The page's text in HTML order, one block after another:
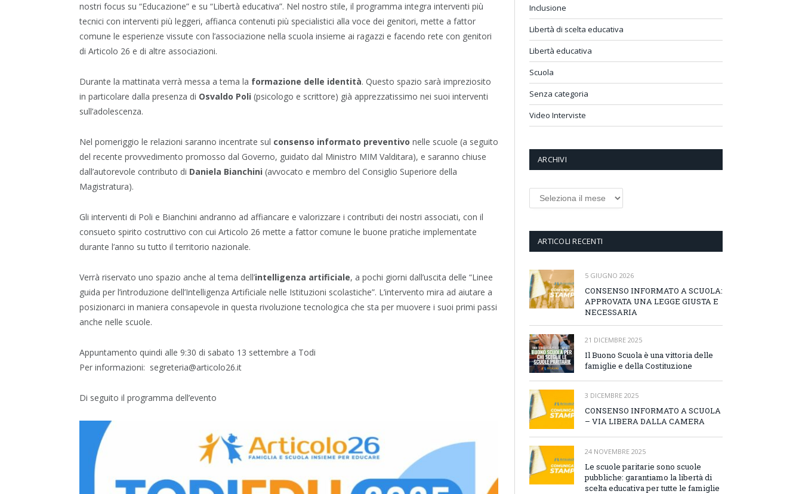
nostri focus su “Educazione” e su “Libertà educativa”. Nel nostro stile, il programma integra interventi più
tecnici con interventi più leggeri, affianca contenuti più specialistici alla voce dei genitori, mette a fattor
comune le esperienze vissute con l’associazione nella scuola insieme ai ragazzi e facendo rete con genitori
di Articolo 26 e di altre associazioni.
Durante la mattinata verrà messa a tema la formazione delle identità. Questo spazio sarà impreziosito
in particolare dalla presenza di Osvaldo Poli (psicologo e scrittore) già apprezzatissimo nei suoi interventi
sull’adolescenza.
Nel pomeriggio le relazioni saranno incentrate sul consenso informato preventivo nelle scuole (a seguito
del recente provvedimento promosso dal Governo, guidato dal Ministro MIM Valditara), e saranno chiuse
dall’autorevole contributo di Daniela Bianchini (avvocato e membro del Consiglio Superiore della
Magistratura).
Gli interventi di Poli e Bianchini andranno ad affiancare e valorizzare i contributi dei nostri associati, con il
consueto spirito costruttivo con cui Articolo 26 mette a fattor comune le buone pratiche implementate
durante l’anno su tutto il territorio nazionale.
Verrà riservato uno spazio anche al tema dell’intelligenza artificiale, a pochi giorni dall’uscita delle “Linee
guida per l’introduzione dell’Intelligenza Artificiale nelle Istituzioni scolastiche”. L’intervento mira ad aiutare a
posizionarci in maniera consapevole in questa rivoluzione tecnologica che sta per muovere i suoi primi passi
anche nelle scuole.
Appuntamento quindi alle 9:30 di sabato 13 settembre a Todi
Per informazioni: segreteria@articolo26.it
Di seguito il programma dell’evento
Inclusione
Libertà di scelta educativa
Libertà educativa
Scuola
Senza categoria
Video Interviste
ARCHIVI
Archivi
ARTICOLI RECENTI
5 GIUGNO 2026
CONSENSO INFORMATO A SCUOLA:
APPROVATA UNA LEGGE GIUSTA E
NECESSARIA
21 DICEMBRE 2025
Il Buono Scuola è una vittoria delle
famiglie e della Costituzione
3 DICEMBRE 2025
CONSENSO INFORMATO A SCUOLA
– VIA LIBERA DALLA CAMERA
24 NOVEMBRE 2025
Le scuole paritarie sono scuole
pubbliche: garantiamo la libertà di
scelta educativa per tutte le famiglie